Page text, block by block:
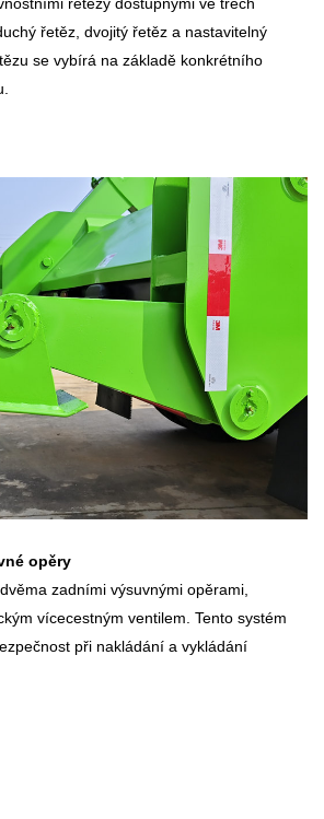
řetěz, dvojitý řetěz a nastavitelný
se vybírá na základě konkrétního
opěry
zadními výsuvnými opěrami,
vícecestným ventilem. Tento systém
při nakládání a vykládání